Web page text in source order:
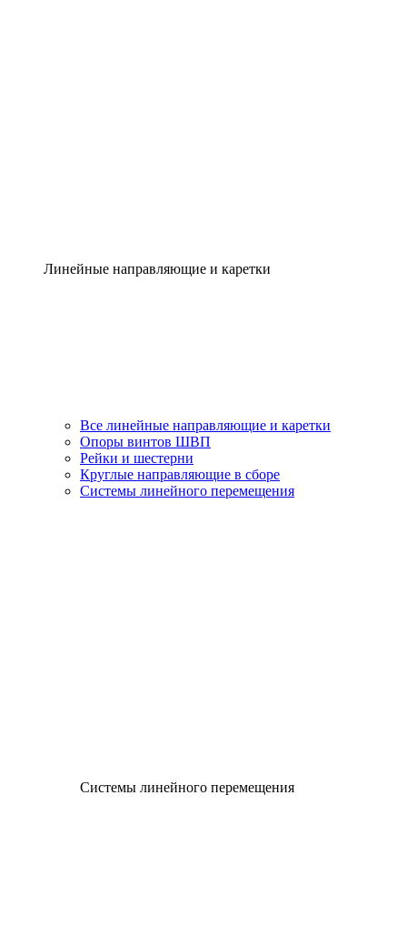
Линейные направляющие и каретки
Все линейные направляющие и каретки
Опоры винтов ШВП
Рейки и шестерни
Круглые направляющие в сборе
Системы линейного перемещения
Системы линейного перемещения